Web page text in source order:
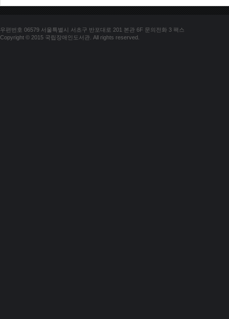
우편번호 06579 서울특별시 서초구 반포대로 201 본관 6F 문의전화 3 팩스
Copyright © 2015 국립장애인도서관. All rights reserved.